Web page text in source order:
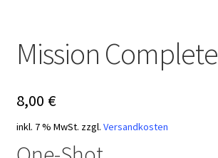
Mission Complete
8,00 €
inkl. 7 % MwSt. zzgl. Versandkosten